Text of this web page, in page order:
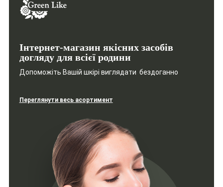
Інтернет-магазин якісних засобів
догляду для всієї родини
Допоможіть Вашій шкірі виглядати бездоганно
Переглянути весь асортимент